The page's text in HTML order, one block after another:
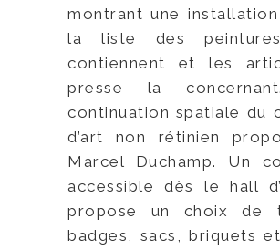
montrant une
la liste des peintures
contiennent et les
presse la
continuation spatiale du
d’art non rétinien
Marcel Duchamp. Un
accessible dès le hall
propose un choix de
badges, sacs, briquets